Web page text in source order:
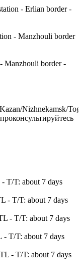
- Erlian border -
- Manzhouli border
Manzhouli border -
Nizhnekamsk/
T/T: about 7 days
- T/T: about 7 days
- T/T: about 7 days
T/T: about 7 days
- T/T: about 7 days